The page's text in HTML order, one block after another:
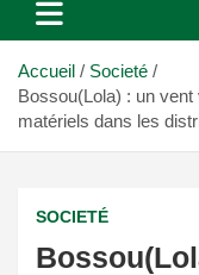
Accueil
Societé
Bossou(Lola) : un vent
matériels dans les
SOCIETÉ